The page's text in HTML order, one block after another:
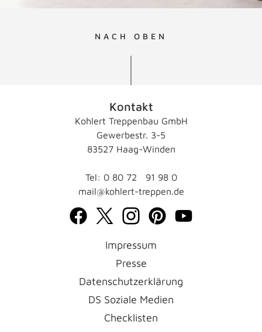
NACH OBEN
Kontakt
Kohlert Treppenbau GmbH
Gewerbestr. 3-5
83527 Haag-Winden
Tel: 0 80 72
91 98 0
mail@kohlert-treppen.de
Impressum
Presse
Datenschutzerklärung
DS Soziale Medien
Checklisten